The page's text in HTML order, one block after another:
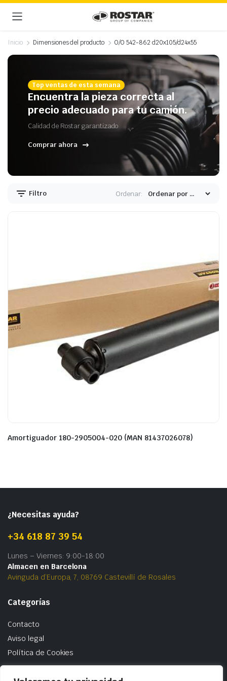
Inicio Dimensiones del producto O/O 542-862 d20x105/d24x55
Top ventas de esta semana
Encuentra la pieza correcta al
precio adecuado para tu camión.
Calidad de Rostar garantizado
Comprar ahora
Filtro Ordenar:
Amortiguador 180-2905004-020 (MAN 81437026078)
¿Necesitas ayuda?
+34 618 87 39 54
Lunes – Viernes: 9:00-18:00
Almacen en Barcelona
Avinguda d’Europa, 7, 08769 Castevillí de Rosales
Categorías
Contacto
Aviso legal
Política de Cookies